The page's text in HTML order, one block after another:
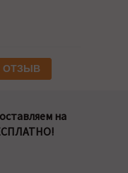
ОТЗЫВ
на